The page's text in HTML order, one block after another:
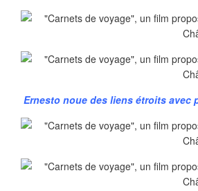
Ernesto noue des liens étroits avec